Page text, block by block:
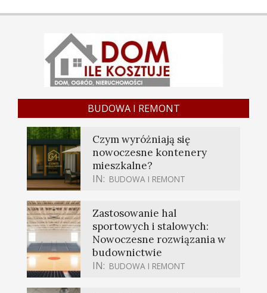
BUDOWA I REMONT
Czym wyróżniają się
nowoczesne kontenery
mieszkalne?
IN: BUDOWA I REMONT
Zastosowanie hal
sportowych i stalowych:
Nowoczesne rozwiązania w
budownictwie
IN: BUDOWA I REMONT